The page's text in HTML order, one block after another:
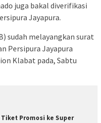
juga bakal diverifikasi
Jayapura.
sudah melayangkan surat
Persipura Jayapura
Klabat pada, Sabtu
Tiket Promosi ke Super